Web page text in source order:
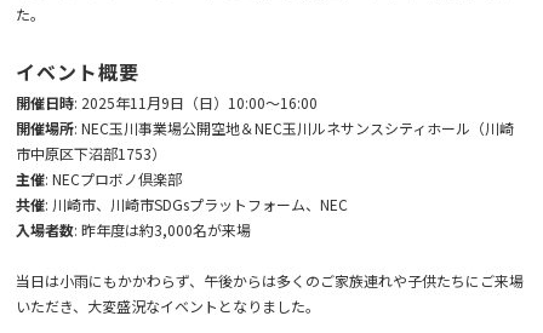
お知らせ
技術コラム
JP EN ไทย
た。
イベント概要
開催日時: 2025年11月9日（日）10:00～16:00
開催場所: NEC玉川事業場公開空地＆NEC玉川ルネサンスシティホール（川崎
市中原区下沼部1753）
主催: NECプロボノ倶楽部
共催: 川崎市、川崎市SDGsプラットフォーム、NEC
入場者数: 昨年度は約3,000名が来場
当日は小雨にもかかわらず、午後からは多くのご家族連れや子供たちにご来場
いただき、大変盛況なイベントとなりました。